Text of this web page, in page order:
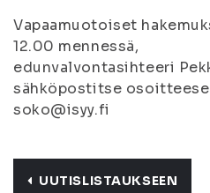
Vapaamuotoiset
12.00 mennessä,
edunvalvontasihteeri
sähköpostitse
soko@isyy.fi
UUTISLISTAUKSEEN